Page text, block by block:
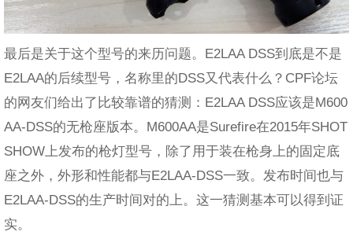
最后是关于这个型号的来历问题。E2LAA DSS到底是不是
E2LAA的后续型号，名称里的DSS又代表什么？CPF论坛
的网友们给出了比较靠谱的猜测：E2LAA DSS应该是M600
AA-DSS的无枪座版本。M600AA是Surefire在2015年SHOT
SHOW上发布的枪灯型号，除了用于装在枪身上的固定底
座之外，外形和性能都与E2LAA-DSS一致。发布时间也与
E2LAA-DSS的生产时间对的上。这一猜测基本可以得到证
实。